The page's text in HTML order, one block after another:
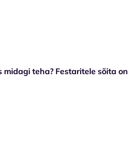
teha? Festaritele sõita on